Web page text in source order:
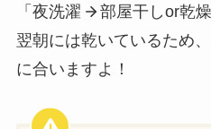
「夜洗濯
部屋干しor乾
翌朝には乾いているため
に合いますよ！